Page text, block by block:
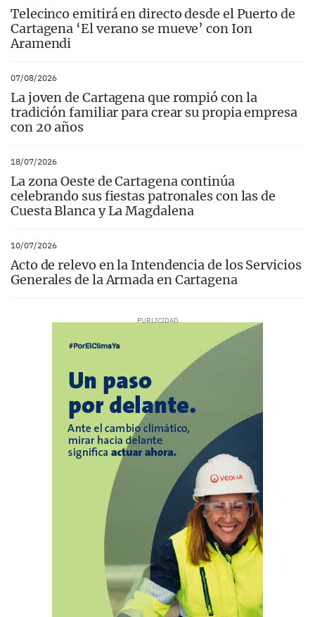
Telecinco emitirá en directo desde el Puerto de
Cartagena ‘El verano se mueve’ con Ion
Aramendi
07/08/2026
La joven de Cartagena que rompió con la
tradición familiar para crear su propia empresa
con 20 años
18/07/2026
La zona Oeste de Cartagena continúa
celebrando sus fiestas patronales con las de
Cuesta Blanca y La Magdalena
10/07/2026
Acto de relevo en la Intendencia de los Servicios
Generales de la Armada en Cartagena